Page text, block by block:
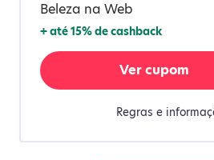
Beleza na Web
+até 15%de cashback
Ver cupom
Regras e